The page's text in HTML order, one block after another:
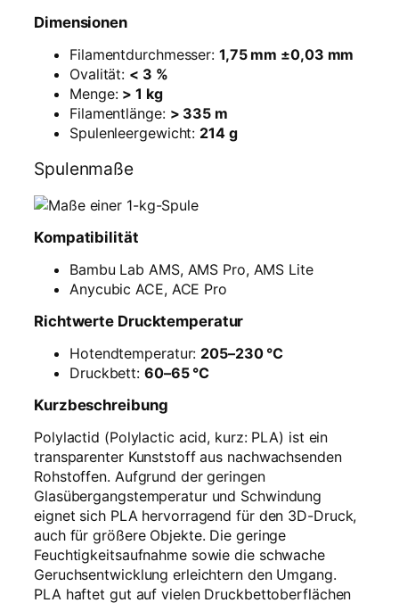
e
Dimensionen
Filamentdurchmesser: 1,75 mm ±0,03 mm
Ovalität: < 3 %
Menge: > 1 kg
Filamentlänge: > 335 m
Spulenleergewicht: 214 g
Spulenmaße
Kompatibilität
Bambu Lab AMS, AMS Pro, AMS Lite
Anycubic ACE, ACE Pro
Richtwerte Drucktemperatur
Hotendtemperatur: 205–230 °C
Druckbett: 60–65 °C
Kurzbeschreibung
Polylactid (Polylactic acid, kurz: PLA) ist ein
transparenter Kunststoff aus nachwachsenden
Rohstoffen. Aufgrund der geringen
Glasübergangstemperatur und Schwindung
eignet sich PLA hervorragend für den 3D-Druck,
auch für größere Objekte. Die geringe
Feuchtigkeitsaufnahme sowie die schwache
Geruchsentwicklung erleichtern den Umgang.
PLA haftet gut auf vielen Druckbettoberflächen